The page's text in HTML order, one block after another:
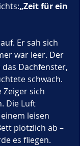
„Zeit für ein
Er sah sich
war leer. Der
Dachfenster,
schwach.
Zeiger sich
Die Luft
leisen
plötzlich ab –
es fliegen.